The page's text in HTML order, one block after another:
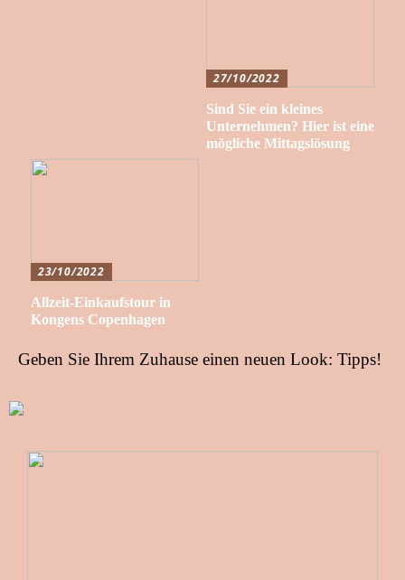
27/10/2022
Sind Sie ein kleines
Unternehmen? Hier ist eine
mögliche Mittagslösung
23/10/2022
Allzeit-Einkaufstour in
Kongens Copenhagen
Geben Sie Ihrem Zuhause einen neuen Look: Tipps!